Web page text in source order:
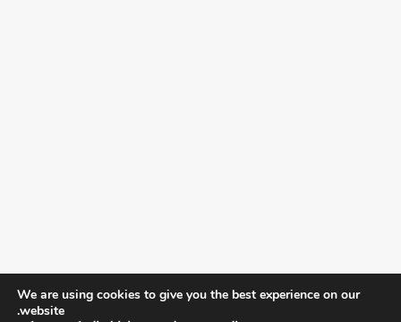
We are using cookies to give you the best experience on our
website.